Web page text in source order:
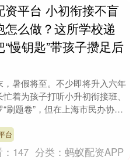
资平台 小初衔接不盲
怎么做？这所学校递
“慢钥匙”带孩子攒足后
，暑假将至。不少即将升入六年
着为孩子打听小升初衔接班、
“刷题卷”，但在上海市民办协和
道关....
台
147 分类：蚂蚁配资APP